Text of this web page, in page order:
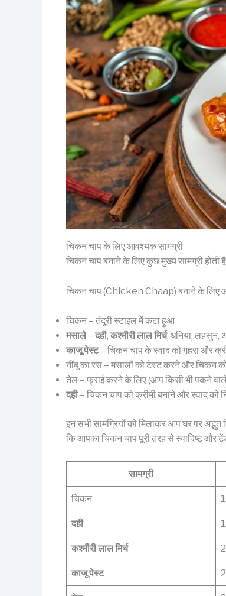
चिकन चाप के लिए आवश्यक सामग्री
चिकन चाप बनाने के लिए कुछ मुख्य सामग्री होती
चिकन चाप (Chicken Chaap) बनाने के लिए
चिकन – तंदूरी स्टाइल में कटा हुआ
मसाले– दही, कश्मीरी लाल मिर्च, धनिया, लहसुन,
काजू पेस्ट– चिकन चाप के स्वाद को गहरा और
नींबू का रस – मसालों को टेस्ट करने और चिकन
तेल – फ्राई करने के लिए (आप किसी भी पकने
दही– चिकन चाप को क्रीमी बनाने और स्वाद को
इन सभी सामग्रियों को मिलाकर आप घर पर
कि आपका चिकन चाप पूरी तरह से स्वादिष्ट और
सामग्री
चिकन
दही
कश्मीरी लाल मिर्च
काजू पेस्ट